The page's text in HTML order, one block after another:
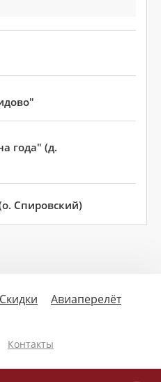
года" (д.
Спировский)
Скидки
Авиаперелёт
Контакты